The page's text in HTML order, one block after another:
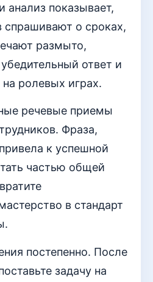
анализ показывает,
спрашивают о сроках,
размыто,
ответ и
на ролевых играх.
речевые приемы
Фраза,
к успешной
частью общей
в стандарт
постепенно. После
задачу на